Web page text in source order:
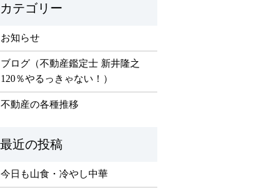
お知らせ
ブログ（不動産鑑定士 新井隆之
120％やるっきゃない！）
不動産の各種推移
今日も山食・冷やし中華